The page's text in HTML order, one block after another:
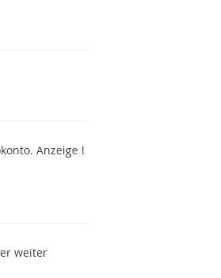
Anzeige !
weiter